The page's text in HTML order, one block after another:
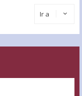
Ir a